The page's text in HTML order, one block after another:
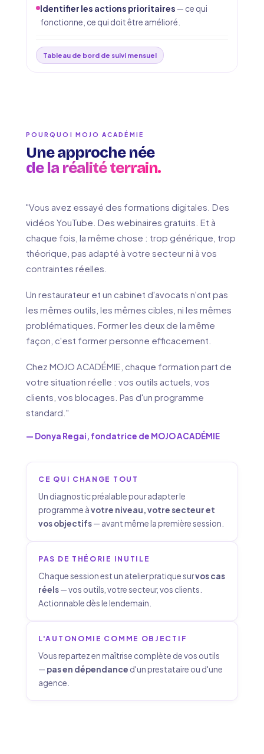
Identifier les actions prioritaires — ce qui
fonctionne, ce qui doit être amélioré.
Tableau de bord de suivi mensuel
POURQUOI MOJO ACADÉMIE
Une approche née
de la réalité terrain.
"Vous avez essayé des formations digitales. Des
vidéos YouTube. Des webinaires gratuits. Et à
chaque fois, la même chose : trop générique, trop
théorique, pas adapté à votre secteur ni à vos
contraintes réelles.
Un restaurateur et un cabinet d'avocats n'ont pas
les mêmes outils, les mêmes cibles, ni les mêmes
problématiques. Former les deux de la même
façon, c'est former personne efficacement.
Chez MOJO ACADÉMIE, chaque formation part de
votre situation réelle : vos outils actuels, vos
clients, vos blocages. Pas d'un programme
standard."
— Donya Regai, fondatrice de MOJO ACADÉMIE
CE QUI CHANGE TOUT
Un diagnostic préalable pour adapter le
programme àvotre niveau, votre secteur et
vos objectifs— avant même la première session.
PAS DE THÉORIE INUTILE
Chaque session est un atelier pratique survos cas
réels— vos outils, votre secteur, vos clients.
Actionnable dès le lendemain.
L'AUTONOMIE COMME OBJECTIF
Vous repartez en maîtrise complète de vos outils
— pas en dépendance d'un prestataire ou d'une
agence.